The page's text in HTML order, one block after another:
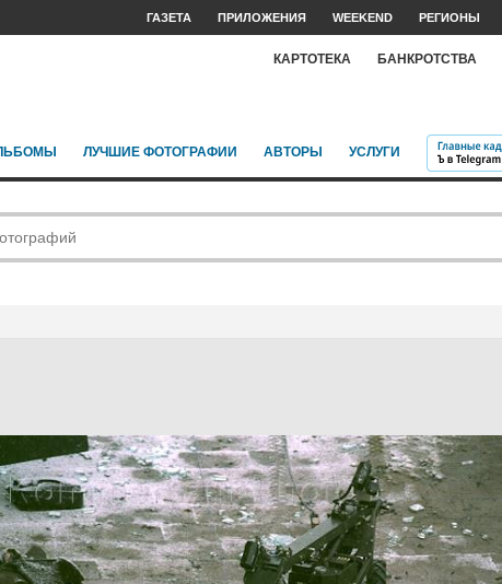
ГАЗЕТА ПРИЛОЖЕНИЯ WEEKEND РЕГИОНЫ
КАРТОТЕКА БАНКРОТСТВА
ЛУЧШИЕ ФОТОГРАФИИ АВТОРЫ УСЛУГИ